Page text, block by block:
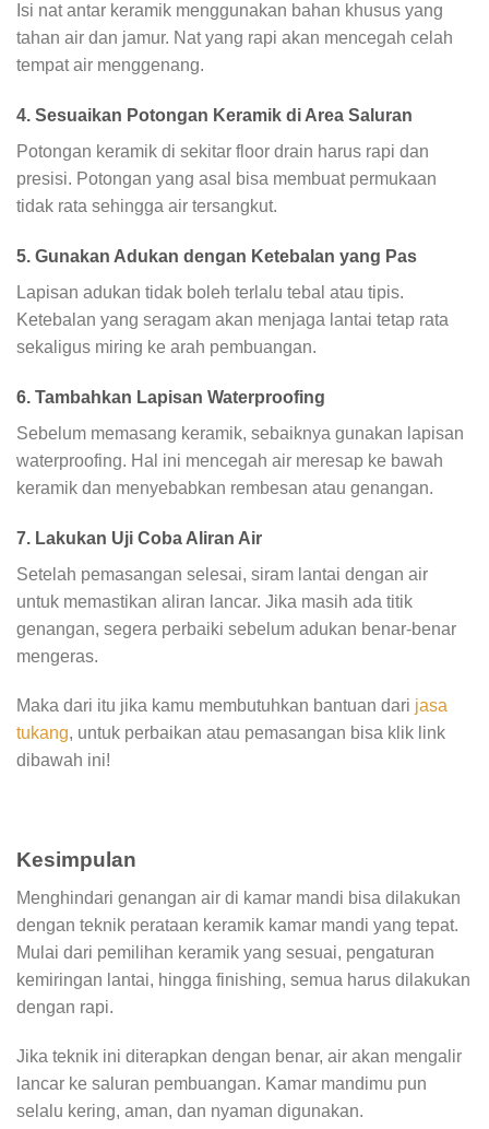
Isi nat antar keramik menggunakan bahan khusus yang
tahan air dan jamur. Nat yang rapi akan mencegah celah
tempat air menggenang.
4. Sesuaikan Potongan Keramik di Area Saluran
Potongan keramik di sekitar floor drain harus rapi dan
presisi. Potongan yang asal bisa membuat permukaan
tidak rata sehingga air tersangkut.
5. Gunakan Adukan dengan Ketebalan yang Pas
Lapisan adukan tidak boleh terlalu tebal atau tipis.
Ketebalan yang seragam akan menjaga lantai tetap rata
sekaligus miring ke arah pembuangan.
6. Tambahkan Lapisan Waterproofing
Sebelum memasang keramik, sebaiknya gunakan lapisan
waterproofing. Hal ini mencegah air meresap ke bawah
keramik dan menyebabkan rembesan atau genangan.
7. Lakukan Uji Coba Aliran Air
Setelah pemasangan selesai, siram lantai dengan air
untuk memastikan aliran lancar. Jika masih ada titik
genangan, segera perbaiki sebelum adukan benar-benar
mengeras.
Maka dari itu jika kamu membutuhkan bantuan dari jasa
tukang, untuk perbaikan atau pemasangan bisa klik link
dibawah ini!
Kesimpulan
Menghindari genangan air di kamar mandi bisa dilakukan
dengan teknik perataan keramik kamar mandi yang tepat.
Mulai dari pemilihan keramik yang sesuai, pengaturan
kemiringan lantai, hingga finishing, semua harus dilakukan
dengan rapi.
Jika teknik ini diterapkan dengan benar, air akan mengalir
lancar ke saluran pembuangan. Kamar mandimu pun
selalu kering, aman, dan nyaman digunakan.